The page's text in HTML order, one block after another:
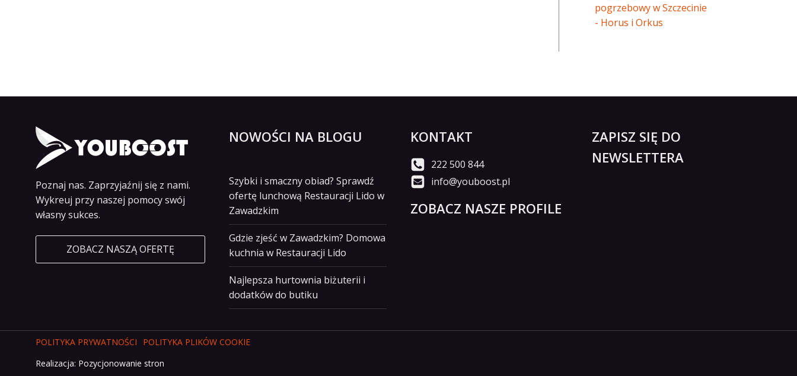
pogrzebowy w Szczecinie
- Horus i Orkus
Poznaj nas. Zaprzyjaźnij się z nami.
Wykreuj przy naszej pomocy swój
własny sukces.
ZOBACZ NASZĄ OFERTĘ
NOWOŚCI NA BLOGU
Szybki i smaczny obiad? Sprawdź
ofertę lunchową Restauracji Lido w
Zawadzkim
Gdzie zjeść w Zawadzkim? Domowa
kuchnia w Restauracji Lido
Najlepsza hurtownia biżuterii i
dodatków do butiku
KONTAKT
222 500 844
info@youboost.pl
ZOBACZ NASZE PROFILE
ZAPISZ SIĘ DO
NEWSLETTERA
POLITYKA PRYWATNOŚCI
POLITYKA PLIKÓW COOKIE
Realizacja: Pozycjonowanie stron